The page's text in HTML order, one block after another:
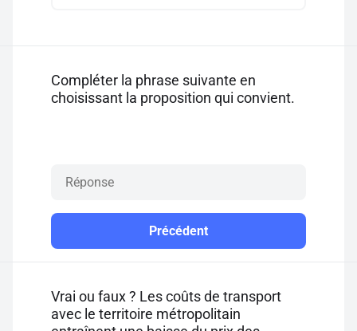
Compléter la phrase suivante en
choisissant la proposition qui convient.
Précédent
Vrai ou faux ? Les coûts de transport
avec le territoire métropolitain